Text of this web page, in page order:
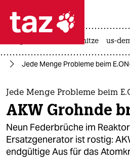
 taz zahl ich
taz zahl ich
themen
politik
öko
gesellschaft
hitze us-
Jede Menge Probleme beim
Jede Menge Probleme beim
AKW Grohnde
Neun Federbrüche im
Ersatzgenerator ist rostig:
endgültige Aus für das